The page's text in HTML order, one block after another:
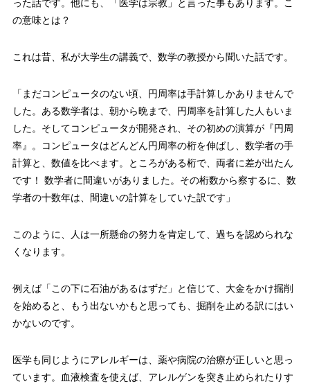
った話です。他にも、「医学は宗教」と言った事もあります。こ
の意味とは？
これは昔、私が大学生の講義で、数学の教授から聞いた話です。
「まだコンピュータのない頃、円周率は手計算しかありませんで
した。ある数学者は、朝から晩まで、円周率を計算した人もいま
した。そしてコンピュータが開発され、その初めの演算が『円周
率』。コンピュータはどんどん円周率の桁を伸ばし、数学者の手
計算と、数値を比べます。ところがある桁で、両者に差が出たん
です！ 数学者に間違いがありました。その桁数から察するに、数
学者の十数年は、間違いの計算をしていた訳です」
このように、人は一所懸命の努力を肯定して、過ちを認められな
くなります。
例えば「この下に石油があるはずだ」と信じて、大金をかけ掘削
を始めると、もう出ないかもと思っても、掘削を止める訳にはい
かないのです。
医学も同じようにアレルギーは、薬や病院の治療が正しいと思っ
ています。血液検査を使えば、アレルゲンを突き止められたりす